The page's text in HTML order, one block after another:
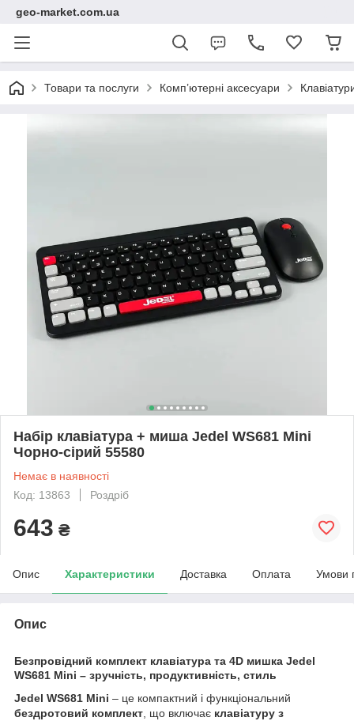
geo-market.com.ua
Товари та послуги Комп’ютерні аксесуари
Набір клавіатура + миша Jedel WS681 Mini
Чорно-сірий 55580
Немає в наявності
Код: 13863
Роздріб
643 ₴
Опис Характеристики Доставка Оплата Умови
Опис
Безпровідний комплект клавіатура та 4D мишка Jedel
WS681 Mini – зручність, продуктивність, стиль
Jedel WS681 Mini – це компактний і функціональний
бездротовий комплект, що включає клавіатуру з